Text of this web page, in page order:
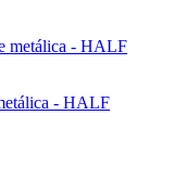
- HALF